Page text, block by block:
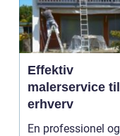
Effektiv
malerservice til
erhverv
En professionel og